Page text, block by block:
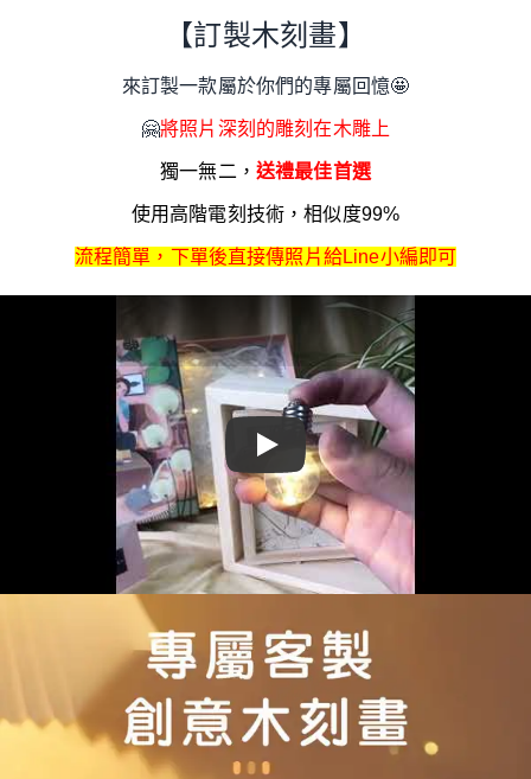
【訂製木刻畫】
來訂製一款屬於你們的專屬回憶🤩
🤗將照片深刻的雕刻在木雕上
獨一無二， 送禮最佳首選
使用高階電刻技術，相似度99%
流程簡單，下單後直接傳照片給Line小編即可
Play